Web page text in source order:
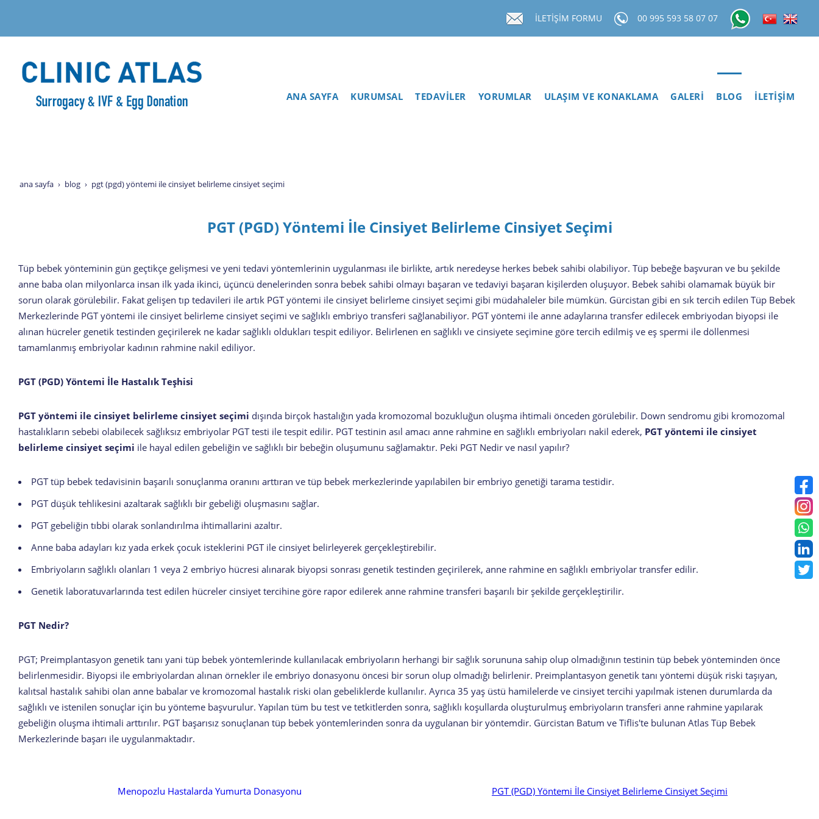
İLETİŞİM FORMU 00 995 593 58 07 07
ANA SAYFA KURUMSAL TEDAVİLER YORUMLAR ULAŞIM VE KONAKLAMA GALERİ BLOG İLETİŞİM
ana sayfa blog pgt (pgd) yöntemi i̇le cinsiyet belirleme cinsiyet seçimi
PGT (PGD) Yöntemi İle Cinsiyet Belirleme Cinsiyet Seçimi
Tüp bebek yönteminin gün geçtikçe gelişmesi ve yeni tedavi yöntemlerinin uygulanması ile birlikte, artık neredeyse herkes bebek sahibi olabiliyor. Tüp bebeğe başvuran ve bu şekilde
anne baba olan milyonlarca insan ilk yada ikinci, üçüncü denelerinden sonra bebek sahibi olmayı başaran ve tedaviyi başaran kişilerden oluşuyor. Bebek sahibi olamamak büyük bir
sorun olarak görülebilir. Fakat gelişen tıp tedavileri ile artık PGT yöntemi ile cinsiyet belirleme cinsiyet seçimi gibi müdahaleler bile mümkün. Gürcistan gibi en sık tercih edilen Tüp Bebek
Merkezlerinde PGT yöntemi ile cinsiyet belirleme cinsiyet seçimi ve sağlıklı embriyo transferi sağlanabiliyor. PGT yöntemi ile anne adaylarına transfer edilecek embriyodan biyopsi ile
alınan hücreler genetik testinden geçirilerek ne kadar sağlıklı oldukları tespit ediliyor. Belirlenen en sağlıklı ve cinsiyete seçimine göre tercih edilmiş ve eş spermi ile döllenmesi
tamamlanmış embriyolar kadının rahmine nakil ediliyor.
PGT (PGD) Yöntemi İle Hastalık Teşhisi
PGT yöntemi ile cinsiyet belirleme cinsiyet seçimi dışında birçok hastalığın yada kromozomal bozukluğun oluşma ihtimali önceden görülebilir. Down sendromu gibi kromozomal
hastalıkların sebebi olabilecek sağlıksız embriyolar PGT testi ile tespit edilir. PGT testinin asıl amacı anne rahmine en sağlıklı embriyoları nakil ederek, PGT yöntemi ile cinsiyet
belirleme cinsiyet seçimi ile hayal edilen gebeliğin ve sağlıklı bir bebeğin oluşumunu sağlamaktır. Peki PGT Nedir ve nasıl yapılır?
PGT tüp bebek tedavisinin başarılı sonuçlanma oranını arttıran ve tüp bebek merkezlerinde yapılabilen bir embriyo genetiği tarama testidir.
PGT düşük tehlikesini azaltarak sağlıklı bir gebeliği oluşmasını sağlar.
PGT gebeliğin tıbbi olarak sonlandırılma ihtimallarini azaltır.
Anne baba adayları kız yada erkek çocuk isteklerini PGT ile cinsiyet belirleyerek gerçekleştirebilir.
Embriyoların sağlıklı olanları 1 veya 2 embriyo hücresi alınarak biyopsi sonrası genetik testinden geçirilerek, anne rahmine en sağlıklı embriyolar transfer edilir.
Genetik laboratuvarlarında test edilen hücreler cinsiyet tercihine göre rapor edilerek anne rahmine transferi başarılı bir şekilde gerçekleştirilir.
PGT Nedir?
PGT; Preimplantasyon genetik tanı yani tüp bebek yöntemlerinde kullanılacak embriyoların herhangi bir sağlık sorununa sahip olup olmadığının testinin tüp bebek yönteminden önce
belirlenmesidir. Biyopsi ile embriyolardan alınan örnekler ile embriyo donasyonu öncesi bir sorun olup olmadığı belirlenir. Preimplantasyon genetik tanı yöntemi düşük riski taşıyan,
kalıtsal hastalık sahibi olan anne babalar ve kromozomal hastalık riski olan gebeliklerde kullanılır. Ayrıca 35 yaş üstü hamilelerde ve cinsiyet tercihi yapılmak istenen durumlarda da
sağlıklı ve istenilen sonuçlar için bu yönteme başvurulur. Yapılan tüm bu test ve tetkitlerden sonra, sağlıklı koşullarda oluşturulmuş embriyoların transferi anne rahmine yapılarak
gebeliğin oluşma ihtimali arttırılır. PGT başarısız sonuçlanan tüp bebek yöntemlerinden sonra da uygulanan bir yöntemdir. Gürcistan Batum ve Tiflis'te bulunan Atlas Tüp Bebek
Merkezlerinde başarı ile uygulanmaktadır.
Menopozlu Hastalarda Yumurta Donasyonu PGT (PGD) Yöntemi İle Cinsiyet Belirleme Cinsiyet Seçimi